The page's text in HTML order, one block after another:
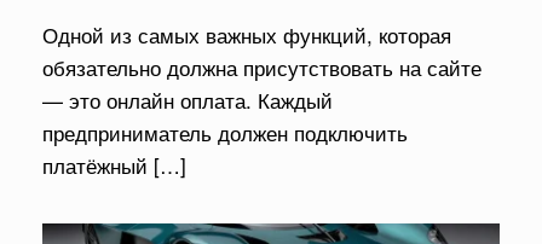
Одной из самых важных функций, которая
обязательно должна присутствовать на сайте
— это онлайн оплата. Каждый
предприниматель должен подключить
платёжный […]